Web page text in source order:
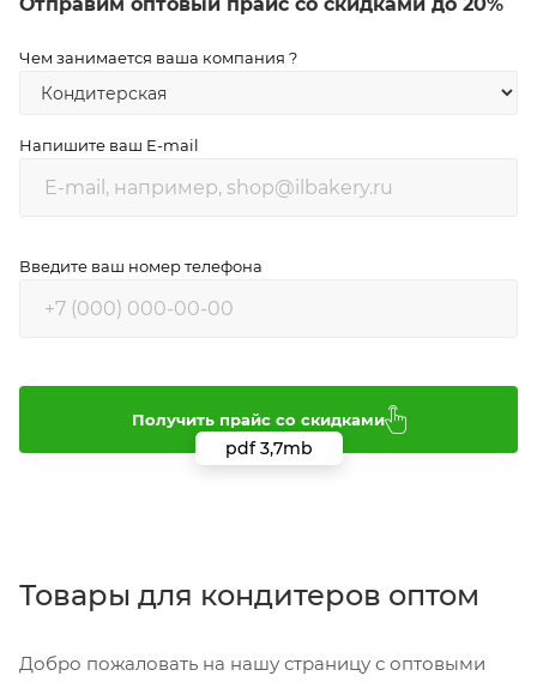
Отправим оптовый прайс со скидками до 20%
Чем занимается ваша компания ?
Напишите ваш E-mail
Введите ваш номер телефона
Получить прайс со скидками
Товары для кондитеров оптом
Добро пожаловать на нашу страницу с оптовыми